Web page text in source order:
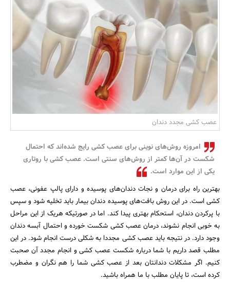
بانک، بیمه و سرمایه
مسکن و ساختمان
عصب کشی مجدد دندان
امروزه روش‌های نوینی برای عصب کشی رایج شده‌اند که احتمال
شکست در آن‌ها کمتر از روش‌های سنتی است. عصب کشی با روتاری
یکی از این موارد است.
بهترین راه برای درمان و نجات دندان‌های پوسیده و دارای پالپ عفونی، عصب
کشی است. در این روش بافت‌های پوسیده دندان بیمار باید تخلیه شود و سپس
با پرکردن دندان، استحکام بهتری پیدا کند. اما در صورتیکه هریک از این مراحل
به خوبی انجام نشوند، درمان عصب کشی شکست خورده و احتمال آبسه دندان
وجود دارد. در نتیجه باید عصب کشی مجددا به شکلی درست انجام شود. در این
مطلب قصد داریم با شما درباره شکست عصب کشی و انجام مجدد آن صحبت
کنیم. اگر مشکلات دندانتان بعد از عصب کشی شما را هم نگران و مضطرب
کرده است، تا پایان مطلب با ما همراه باشید.